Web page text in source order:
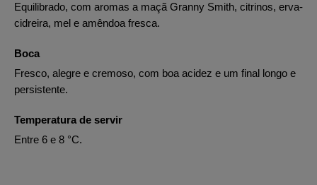
Equilibrado, com aromas a maçã Granny Smith, citrinos, erva-
cidreira, mel e amêndoa fresca.
Boca
Fresco, alegre e cremoso, com boa acidez e um final longo e
persistente.
Temperatura de servir
Entre 6 e 8 °C.